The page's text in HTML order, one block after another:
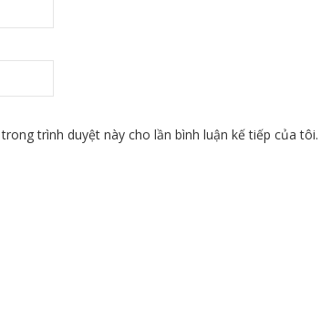
trình duyệt này cho lần bình luận kế tiếp của tôi.